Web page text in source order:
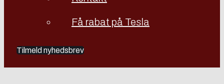
Få rabat på Tesla
Tilmeld nyhedsbrev